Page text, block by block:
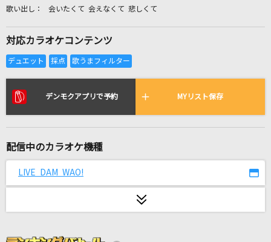
全国りれき
リアルタイムで歌われている曲の一覧
ワールドイズマイン
LOVE涙色
会いたくて 会えなくて 悲しくて
対応カラオケコンテンツ
デンモクアプリで予約 MYリスト保存
配信中のカラオケ機種
LIVE DAM WAO!